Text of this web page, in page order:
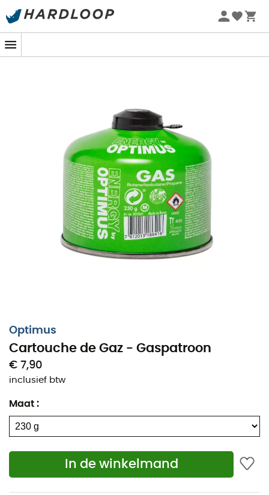
Zomeraanbiedingen 🔥 -5% EXTRA vanaf 2 producten* met
Optimus
Cartouche de Gaz - Gaspatroon
€ 7,90
inclusief btw
Maat :
In de winkelmand